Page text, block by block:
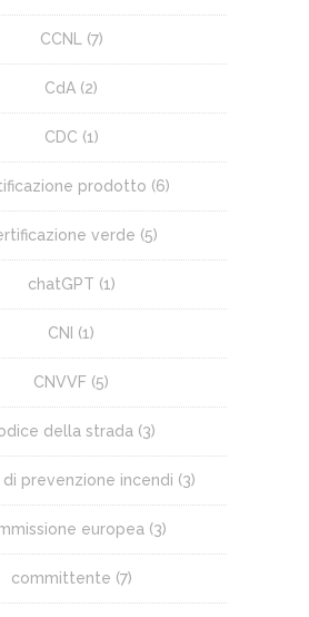
CCNL (7)
CdA (2)
CDC (1)
prodotto (6)
verde (5)
chatGPT (1)
CNI (1)
CNVVF (5)
della strada (3)
prevenzione incendi (3)
europea (3)
committente (7)